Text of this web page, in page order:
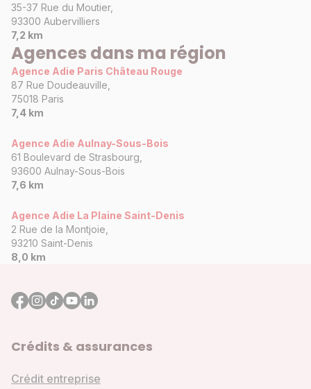
35-37 Rue du Moutier,
93300 Aubervilliers
7,2 km
Agences dans ma région
Agence Adie Paris Château Rouge
87 Rue Doudeauville,
75018 Paris
7,4 km
Agence Adie Aulnay-Sous-Bois
61 Boulevard de Strasbourg,
93600 Aulnay-Sous-Bois
7,6 km
Agence Adie La Plaine Saint-Denis
2 Rue de la Montjoie,
93210 Saint-Denis
8,0 km
Crédits & assurances
Crédit entreprise